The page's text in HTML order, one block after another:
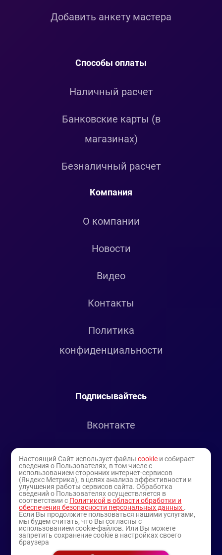
Добавить анкету мастера
Способы оплаты
Наличный расчет
Банковские карты (в
магазинах)
Безналичный расчет
Компания
О компании
Новости
Видео
Контакты
Политика
конфиденциальности
Подписывайтесь
Вконтакте
Youtube
Настоящий Сайт использует файлыcookie и собирает
сведения о Пользователях, в том числе с
использованием сторонних интернет-сервисов
(Яндекс Метрика), в целях анализа эффективности и
улучшения работы сервисов сайта. Обработка
сведений о Пользователях осуществляется в
соответствии с Политикой в области обработки и
обеспечения безопасности персональных данных .
Если Вы продолжите пользоваться нашими услугами,
мы будем считать, что Вы согласны с
использованием cookie-файлов. Или Вы можете
запретить сохранение cookie в настройках своего
браузера